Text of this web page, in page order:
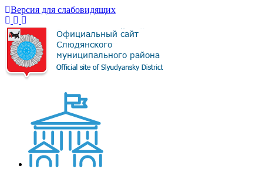
Версия для слабовидящих